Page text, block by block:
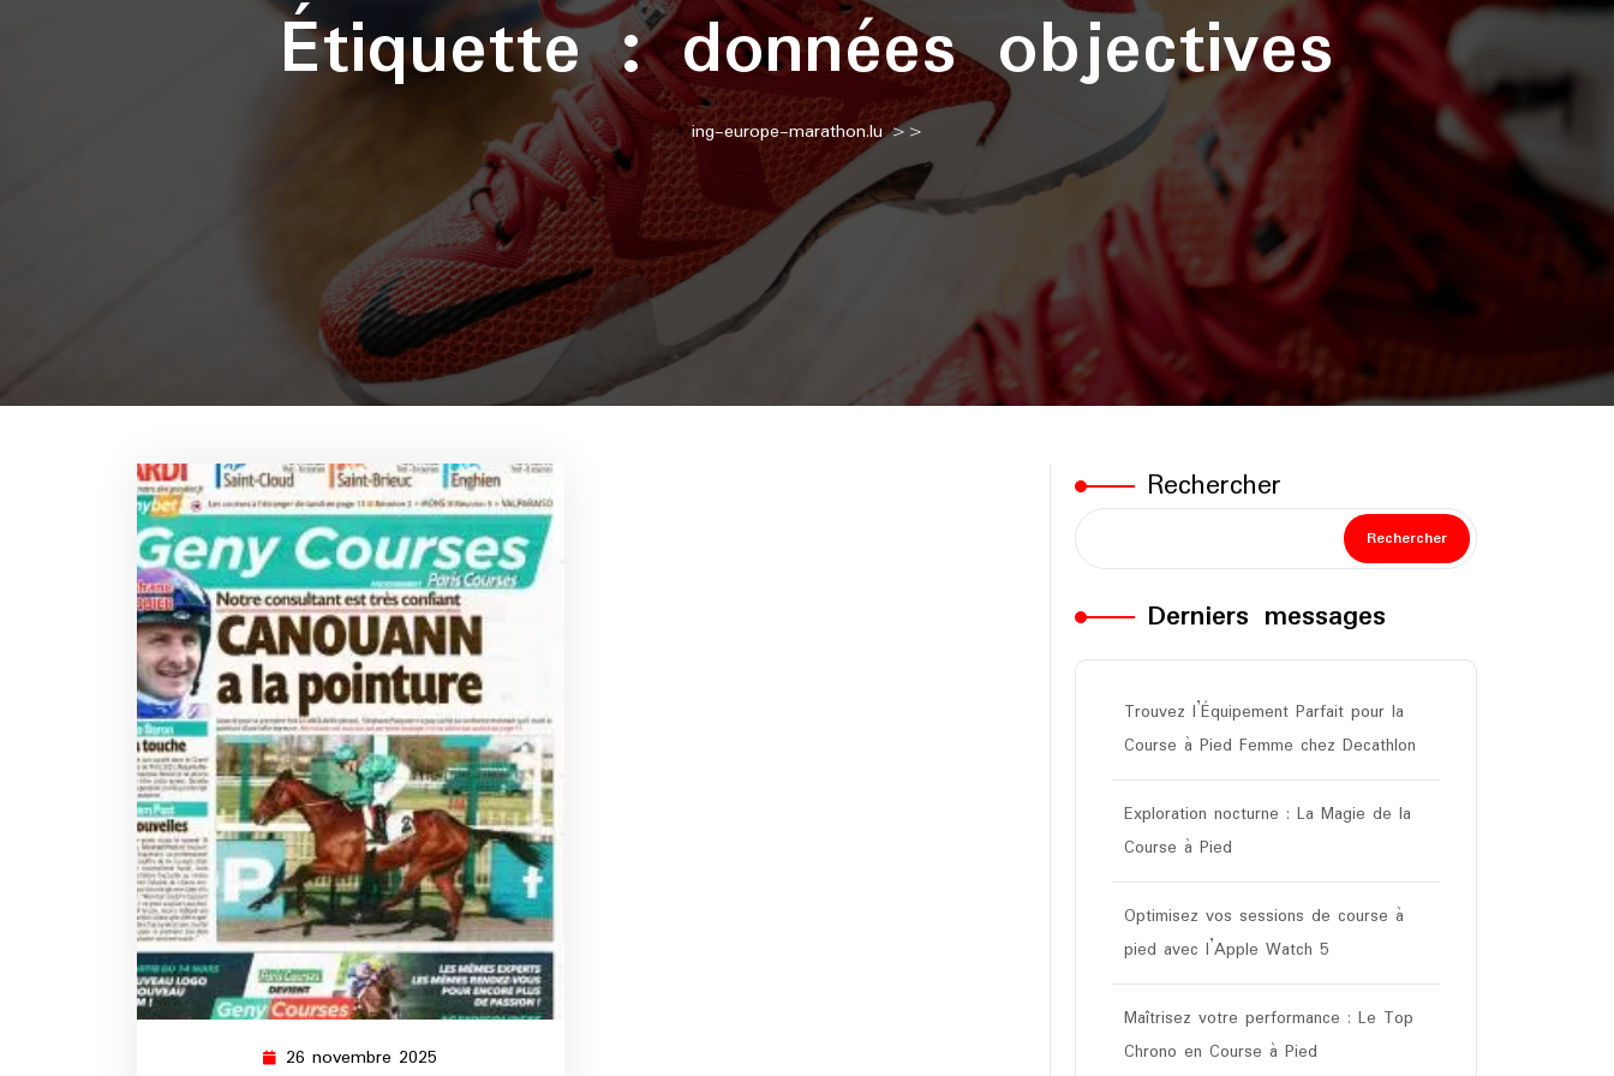
Étiquette :données objectives
ing-europe-marathon.lu>>
26 novembre 2025
Rechercher
Rechercher
Derniers messages
Trouvez l’Équipement Parfait pour la
Course à Pied Femme chez Decathlon
Exploration nocturne : La Magie de la
Course à Pied
Optimisez vos sessions de course à
pied avec l’Apple Watch 5
Maîtrisez votre performance : Le Top
Chrono en Course à Pied